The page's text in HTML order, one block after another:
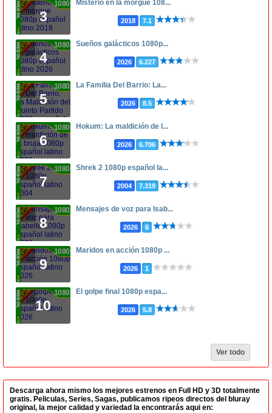
3
1080p Misterio en la morgue 108...
2018 7.1
4
1080p Sueños galácticos 1080p...
2026 6.227
5
1080p La Familia Del Barrio: La...
2026 8.5
6
1080p Hokum: La maldición de l...
2026 6.706
7
1080p Shrek 2 1080p español la...
2004 7.319
8
1080p Mensajes de voz para Isab...
2026 6
9
1080p Maridos en acción 1080p ...
2026 1
10
1080p El golpe final 1080p espa...
2026 5.8
Ver todo
Descarga ahora mismo los mejores estrenos en Full HD y 3D totalmente
gratis. Peliculas, Series, Sagas, publicamos ripeos directos del bluray
original, la mejor calidad y variedad la encontrarás aqui en: